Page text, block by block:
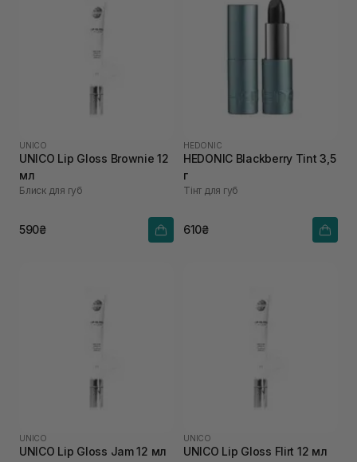
UNICO
UNICO Lip Gloss Brownie 12
мл
Блиск для губ
590₴
HEDONIC
HEDONIC Blackberry Tint 3,5
г
Тінт для губ
610₴
UNICO
UNICO Lip Gloss Jam 12 мл
UNICO
UNICO Lip Gloss Flirt 12 мл